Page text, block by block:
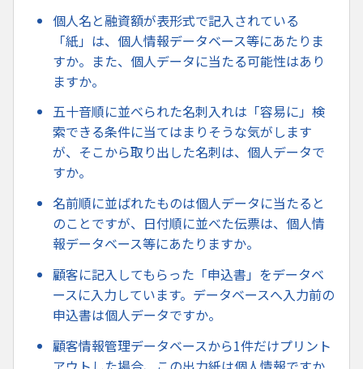
個人名と融資額が表形式で記入されている
「紙」は、個人情報データベース等にあたりま
すか。また、個人データに当たる可能性はあり
ますか。
五十音順に並べられた名刺入れは「容易に」検
索できる条件に当てはまりそうな気がします
が、そこから取り出した名刺は、個人データで
すか。
名前順に並ばれたものは個人データに当たると
のことですが、日付順に並べた伝票は、個人情
報データベース等にあたりますか。
顧客に記入してもらった「申込書」をデータベ
ースに入力しています。データベースへ入力前の
申込書は個人データですか。
顧客情報管理データベースから1件だけプリント